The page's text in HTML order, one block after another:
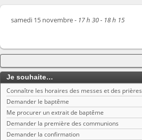
samedi 15 novembre - 17 h 30 - 18 h 15
Je souhaite…
Connaître les horaires des messes et des prières
Demander le baptême
Me procurer un extrait de baptême
Demander la première des communions
Demander la confirmation